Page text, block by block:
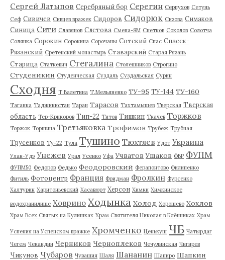
Сергей Латыпов Серебряный бор Серегин Серпухов Сетунь
Сеф Сивичев Сивцев вражек Сидоров Сидорюк Сизова Симаков
Синица Сити Славянов Слетова Смена-8М Снетков Соколов Солотча
Солянка Сорокин Сорокина Сорочаны Сотский Спас Спасск-
Рязанский Сретенский монастырь Ставарский Старая Рязань
Старица Статкевич Стегалина Столешников Строгино
Студеникин Студенческая Суздаль Суздальская Сурин
Сходня Т.Валетина Т.Мельяненко ТУ-95 ТУ-144 ТУ-160
Таганка Таджикистан Таран Тарасов Тахтамышев Тверская Тверская
область Тер-Крикоров Тип-22 Титов Тишкин Ткачев Торжков
Торжок Торшина Третьяковка Трофимов Трубеж Трубная
Трусенков Ту-22 Тула Тушино Тюхтяев Удот Украина
Улан-Удэ Унежев Урал Усенко Уфа Учватов Ушаков ФВР ФУПМ
ФУПМ50 Федоров Федько Феодоровский Ферапонтово Филипенко
Фитиль Фотоцентр Франция Фридман Фролкин Фурсенко
Халтурин Харитоньевский Хасавюрт Херсон Химки Химкинское
водохранилище Ховрино Ходынка Холод Хорошево Хохлов
Храм Всех Святых на Кулишках Храм Святителя Николая в Клённиках Храм
Успения на Успенском вражке Хромченко Ценькуш ЧБ Чатырдаг
Чегем Чекандин Черников Черноплеков Чечулинская Чигирев
Чикунов Чубаров Чувашия Шаля Шананин Шапиро Шапкин